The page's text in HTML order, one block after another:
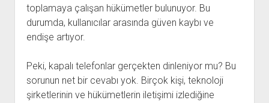
toplamaya çalışan hükümetler bulunuyor. Bu
durumda, kullanıcılar arasında güven kaybı ve
endişe artıyor.
Peki, kapalı telefonlar gerçekten dinleniyor mu? Bu
sorunun net bir cevabı yok. Birçok kişi, teknoloji
şirketlerinin ve hükümetlerin iletişimi izlediğine